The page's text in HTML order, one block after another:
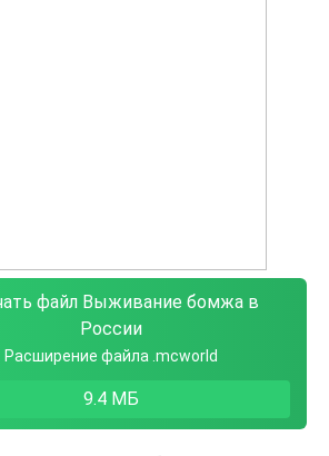
файл Выживание бомжа в
России
Расширение файла .mcworld
9.4 МБ